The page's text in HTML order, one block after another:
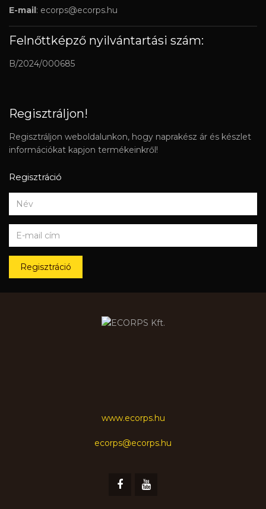
E-mail : ecorps@ecorps.hu
Felnőttképző nyilvántartási szám:
B/2024/000685
Regisztráljon!
Regisztráljon weboldalunkon, hogy naprakész ár és készlet
információkat kapjon termékeinkről!
Regisztráció
Regisztráció
www.ecorps.hu
ecorps@ecorps.hu